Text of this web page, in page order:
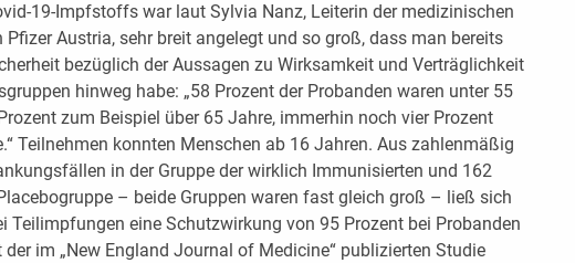
19-Impfstoffs war laut Sylvia Nanz, Leiterin der medizinischen
Pfizer Austria, sehr breit angelegt und so groß, dass man bereits
bezüglich der Aussagen zu Wirksamkeit und Verträglichkeit
hinweg habe: „58 Prozent der Probanden waren unter 55
zum Beispiel über 65 Jahre, immerhin noch vier Prozent
Teilnehmen konnten Menschen ab 16 Jahren. Aus zahlenmäßig
in der Gruppe der wirklich Immunisierten und 162
– beide Gruppen waren fast gleich groß – ließ sich
Teilimpfungen eine Schutzwirkung von 95 Prozent bei Probanden
der im „New England Journal of Medicine“ publizierten Studie